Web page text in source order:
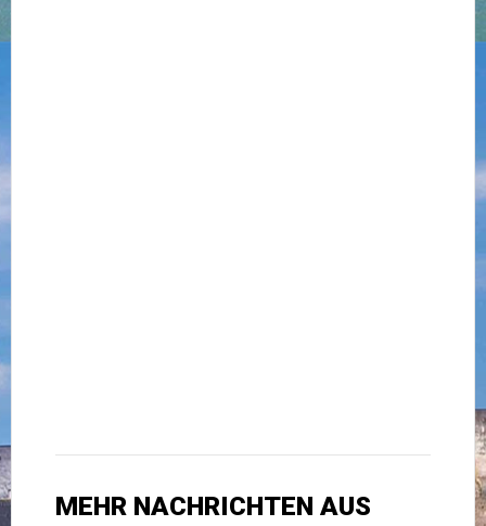
MEHR NACHRICHTEN AUS